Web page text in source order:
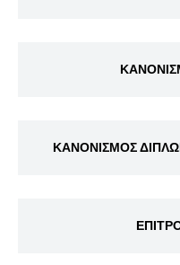
ΚΑΝΟΝΙΣΜΟΣ